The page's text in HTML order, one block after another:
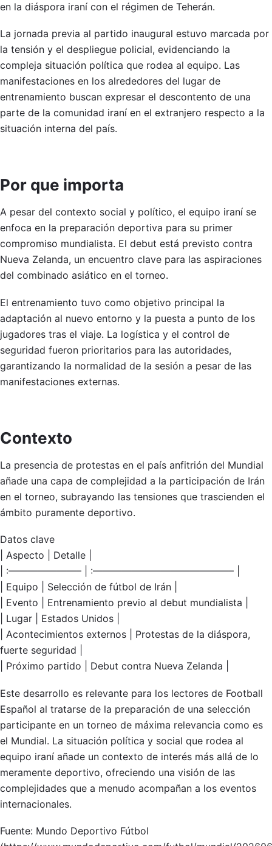
en la diáspora iraní con el régimen de Teherán.
La jornada previa al partido inaugural estuvo marcada por
la tensión y el despliegue policial, evidenciando la
compleja situación política que rodea al equipo. Las
manifestaciones en los alrededores del lugar de
entrenamiento buscan expresar el descontento de una
parte de la comunidad iraní en el extranjero respecto a la
situación interna del país.
Por que importa
A pesar del contexto social y político, el equipo iraní se
enfoca en la preparación deportiva para su primer
compromiso mundialista. El debut está previsto contra
Nueva Zelanda, un encuentro clave para las aspiraciones
del combinado asiático en el torneo.
El entrenamiento tuvo como objetivo principal la
adaptación al nuevo entorno y la puesta a punto de los
jugadores tras el viaje. La logística y el control de
seguridad fueron prioritarios para las autoridades,
garantizando la normalidad de la sesión a pesar de las
manifestaciones externas.
Contexto
La presencia de protestas en el país anfitrión del Mundial
añade una capa de complejidad a la participación de Irán
en el torneo, subrayando las tensiones que trascienden el
ámbito puramente deportivo.
Datos clave
| Aspecto | Detalle |
| :———————– | :——————————————– |
| Equipo | Selección de fútbol de Irán |
| Evento | Entrenamiento previo al debut mundialista |
| Lugar | Estados Unidos |
| Acontecimientos externos | Protestas de la diáspora,
fuerte seguridad |
| Próximo partido | Debut contra Nueva Zelanda |
Este desarrollo es relevante para los lectores de Football
Español al tratarse de la preparación de una selección
participante en un torneo de máxima relevancia como es
el Mundial. La situación política y social que rodea al
equipo iraní añade un contexto de interés más allá de lo
meramente deportivo, ofreciendo una visión de las
complejidades que a menudo acompañan a los eventos
internacionales.
Fuente: Mundo Deportivo Fútbol